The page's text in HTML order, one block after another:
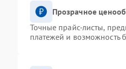
Прозрачное
Точные прайс-листы,
платежей и возможность